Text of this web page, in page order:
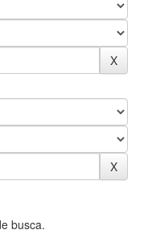
busca.